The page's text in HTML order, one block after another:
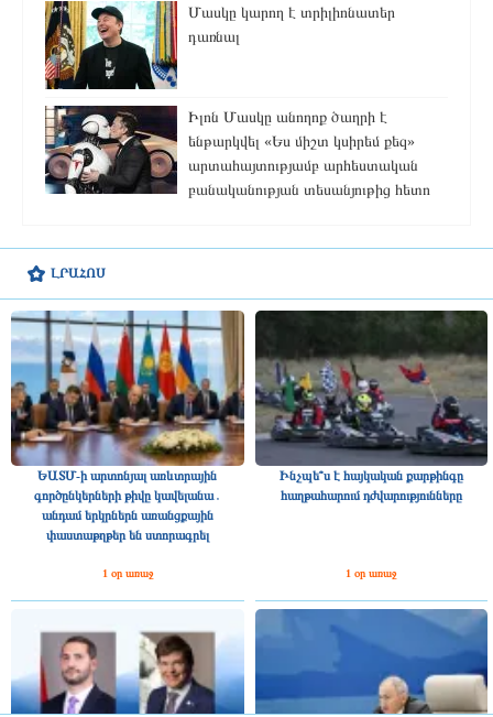
ԼՐԱՀՈՍ
ԵԱՏՄ-ի արտոնյալ առևտրային
գործընկերների թիվը կավելանա․
անդամ երկրներն առանցքային
փաստաթղթեր են ստորագրել
1 օր առաջ
Ինչպե՞ս է հայկական քարթինգը
հաղթահարում դժվարությունները
1 օր առաջ
Մասկը կարող է տրիլիոնատեր
դառնալ
Իլոն Մասկը անողոք ծաղրի է
ենթարկվել «Ես միշտ կսիրեմ քեզ»
արտահայտությամբ արհեստական
բանականության տեսանյութից հետո